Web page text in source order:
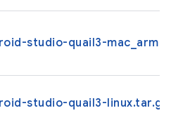
studio-quail3-
studio-quail3-linux.tar.gz